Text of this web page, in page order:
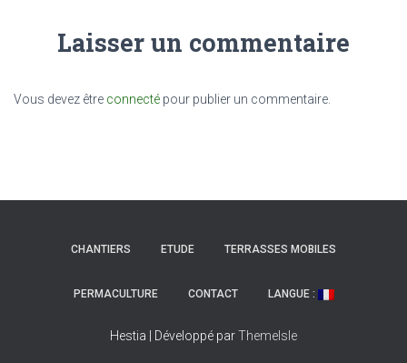
Laisser un commentaire
Vous devez être connecté pour publier un commentaire.
CHANTIERS ETUDE TERRASSES MOBILES
PERMACULTURE CONTACT LANGUE :
Hestia | Développé parThemeIsle